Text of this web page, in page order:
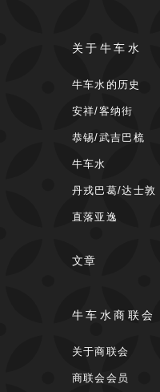
关于牛车水
牛车水的历史
安祥/客纳街
恭锡/武吉巴梳
牛车水
丹戎巴葛/达士敦
直落亚逸
文章
牛车水商联会
关于商联会
商联会会员